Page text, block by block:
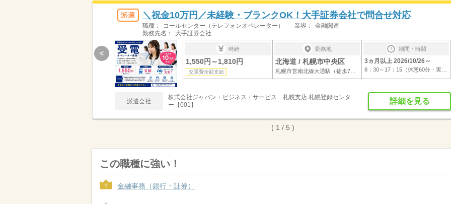
＼祝金10万円／未経験・ブランクOK！大手証券会社で問合せ対応
職種： コールセンター（テレフォンオペレーター） 業界：
金融関連
勤務先名：
大手証券会社
時給
1,550円～1,810円
交通費全額支給
勤務地
北海道 / 札幌市中央区
期間・時間
3ヵ月以上 2026/10/26～
詳細を見る
派遣会社
株式会社ジャパン・ビジネス・サービス 札幌支店 札幌登録センタ
ー【001】
<
( 1 / 5 )
この職種に強い！
金融事務（銀行・証券）